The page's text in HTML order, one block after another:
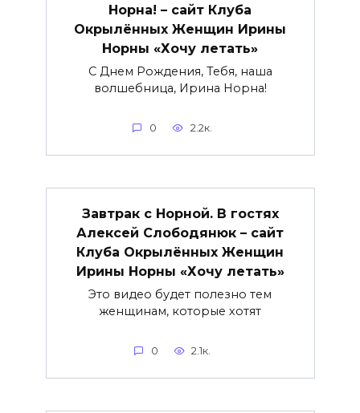
Норна! – сайт Клуба
Окрылённых Женщин Ирины
Норны «Хочу летать»
С Днем Рождения, Тебя, наша
волшебница, Ирина Норна!
0 2.2к.
Завтрак с Норной. В гостях
Алексей Слободянюк – сайт
Клуба Окрылённых Женщин
Ирины Норны «Хочу летать»
Это видео будет полезно тем
женщинам, которые хотят
0 2.1к.